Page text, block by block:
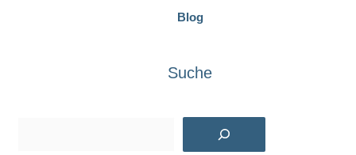
Blog
Suche